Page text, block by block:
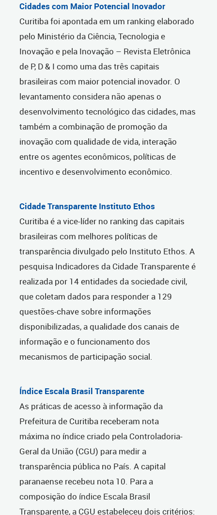
Cidades com Maior Potencial Inovador
Curitiba foi apontada em um ranking elaborado
pelo Ministério da Ciência, Tecnologia e
Inovação e pela Inovação – Revista Eletrônica
de P, D & I como uma das três capitais
brasileiras com maior potencial inovador. O
levantamento considera não apenas o
desenvolvimento tecnológico das cidades, mas
também a combinação de promoção da
inovação com qualidade de vida, interação
entre os agentes econômicos, políticas de
incentivo e desenvolvimento econômico.
Cidade Transparente Instituto Ethos
Curitiba é a vice-líder no ranking das capitais
brasileiras com melhores políticas de
transparência divulgado pelo Instituto Ethos. A
pesquisa Indicadores da Cidade Transparente é
realizada por 14 entidades da sociedade civil,
que coletam dados para responder a 129
questões-chave sobre informações
disponibilizadas, a qualidade dos canais de
informação e o funcionamento dos
mecanismos de participação social.
Índice Escala Brasil Transparente
As práticas de acesso à informação da
Prefeitura de Curitiba receberam nota
máxima no índice criado pela Controladoria-
Geral da União (CGU) para medir a
transparência pública no País. A capital
paranaense recebeu nota 10. Para a
composição do índice Escala Brasil
Transparente, a CGU estabeleceu dois critérios: